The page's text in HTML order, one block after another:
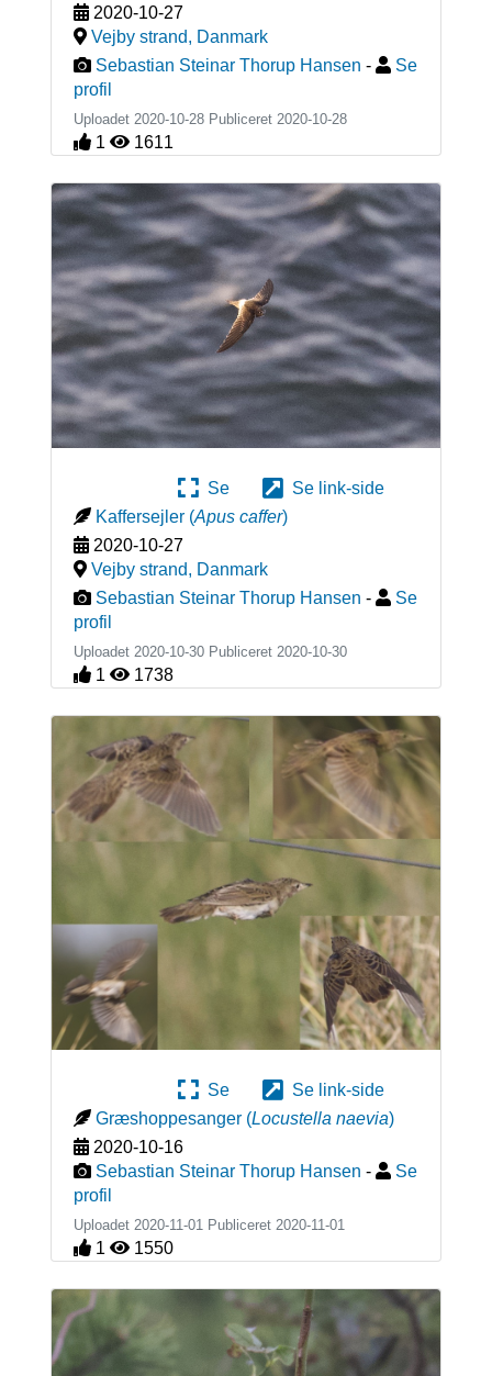
2020-10-27
Vejby strand, Danmark
Sebastian Steinar Thorup Hansen -
Se
profil
Uploadet 2020-10-28 Publiceret 2020-10-28
1 1611
Se
Se link-side
Kaffersejler (Apus caffer)
2020-10-27
Vejby strand, Danmark
Sebastian Steinar Thorup Hansen -
Se
profil
Uploadet 2020-10-30 Publiceret 2020-10-30
1 1738
Se
Se link-side
Græshoppesanger (Locustella naevia)
2020-10-16
Sebastian Steinar Thorup Hansen -
Se
profil
Uploadet 2020-11-01 Publiceret 2020-11-01
1 1550